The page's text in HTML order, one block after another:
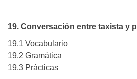
19. Conversación entre taxista y
19.1 Vocabulario
19.2 Gramática
19.3 Prácticas